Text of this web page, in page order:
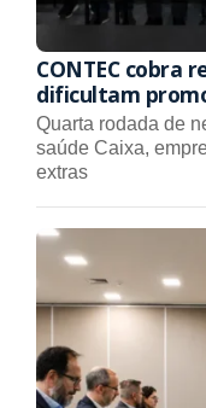
CONTEC cobra
dificultam
Quarta rodada de
saúde Caixa,
extras